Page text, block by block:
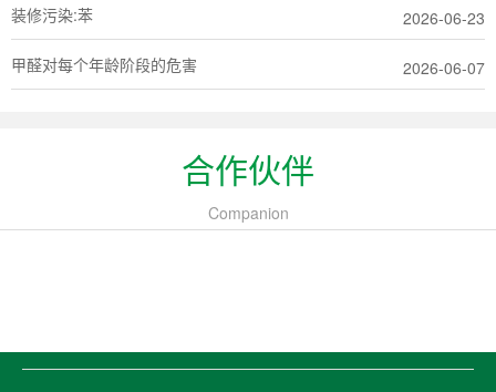
装修污染:苯 2026-06-23
甲醛对每个年龄阶段的危害 2026-06-07
合作伙伴
Companion